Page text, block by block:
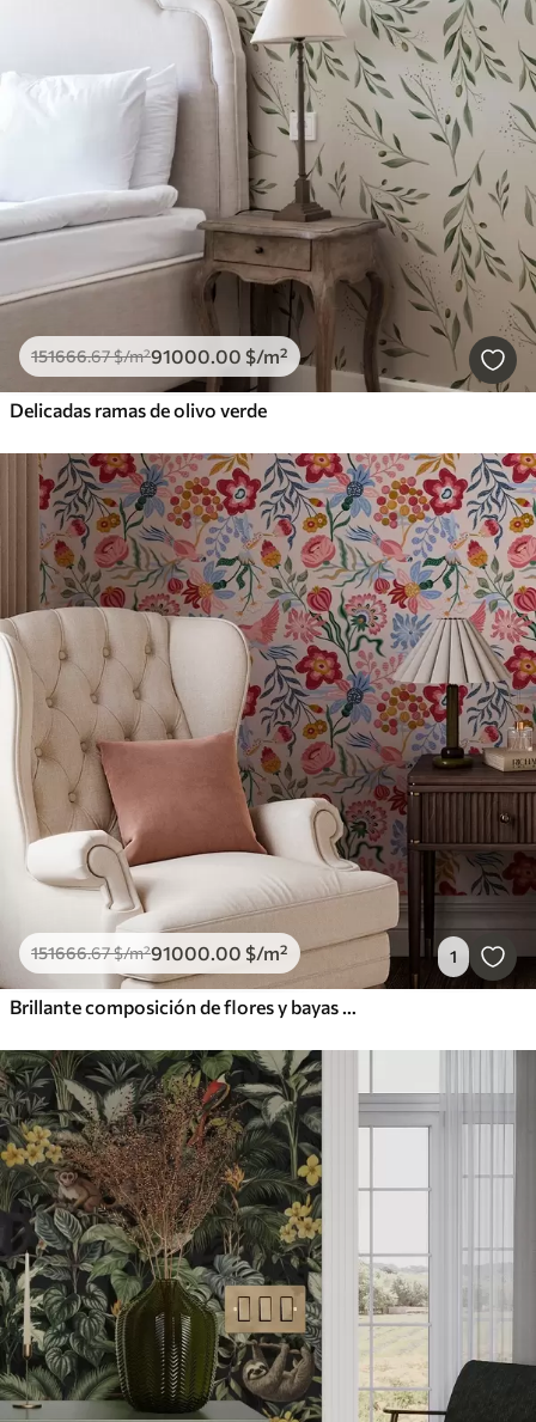
151666.67$/m²91000.00 $/m²
Delicadas ramas de olivo verde
151666.67$/m²91000.00 $/m² 1
Brillante composición de flores y bayas con loros